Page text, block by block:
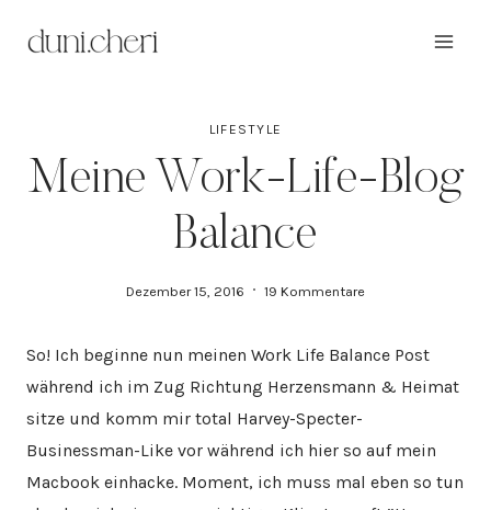
Inhalt
LIFESTYLE
Meine Work-Life-Blog
Balance
Dezember 15, 2016 19 Kommentare
So! Ich beginne nun meinen Work Life Balance Post
während ich im Zug Richtung Herzensmann & Heimat
sitze und komm mir total Harvey-Specter-
Businessman-Like vor während ich hier so auf mein
Macbook einhacke. Moment, ich muss mal eben so tun